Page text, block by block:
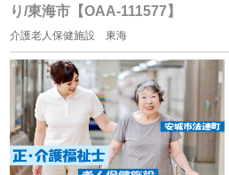
応募者の方の個人情報
・採用活動における各種の告知や連
送、ファックス送信等）のため
・採用応募者への当社グループ各社
する各種情報を提供するため
・採用応募者の管理及び本人確認を
り/東海市【OAA-111577】
介護老人保健施設 東海